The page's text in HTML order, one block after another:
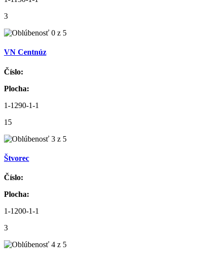
3
VN Centnúz
Číslo:
Plocha:
1-1290-1-1
15
Štvorec
Číslo:
Plocha:
1-1200-1-1
3